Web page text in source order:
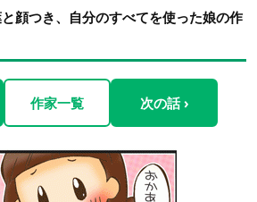
顔つき、自分のすべてを使った娘の作
作家一覧 次の話 ›